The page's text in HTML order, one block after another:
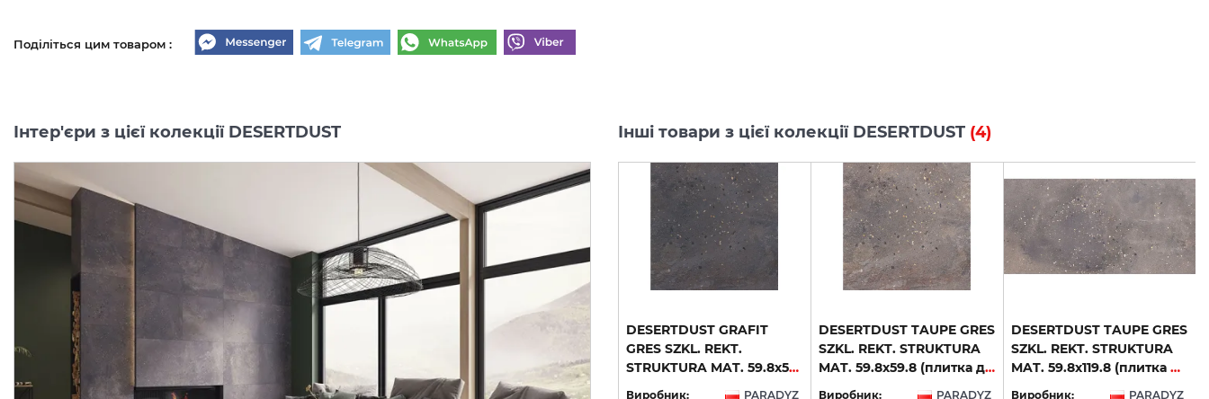
Поділіться цим товаром :
Інтер'єри з цієї колекції DESERTDUST Інші товари з цієї колекції DESERTDUST (4)
DESERTDUST TAUPE GRES
SZKL. REKT. STRUKTURA
MAT. 59.8х59.8 (плитка для підлоги і стін)
Виробник:
PARADYZ
SZKL. REKT. STRUKTURA
Виробник:
PARADYZ
DESERTDUST BEIGE GRES
Виробник:
PARADYZ
DESERTDUST GRAFIT
GRES SZKL. REKT.
STRUKTURA MAT. 59.8х59.8 (плитка для підлоги і стін)
Виробник:
PARADYZ
DESERTDUST TAUPE GRES
SZKL. REKT. STRUKTURA
MAT. 59.8х59.8 (плитка для підлоги і стін)
Виробник:
PARADYZ
DESERTDUST TAUPE GRES
SZKL. REKT. STRUKTURA
MAT. 59.8х119.8 (плитка для підлоги і стін)
Виробник:
PARADYZ